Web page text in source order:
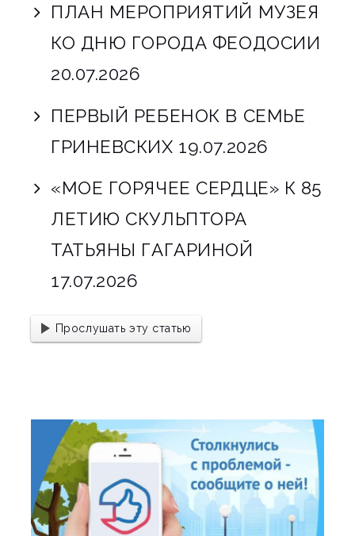
ПЛАН МЕРОПРИЯТИЙ МУЗЕЯ
КО ДНЮ ГОРОДА ФЕОДОСИИ
20.07.2026
ПЕРВЫЙ РЕБЕНОК В СЕМЬЕ
ГРИНЕВСКИХ 19.07.2026
«МОЕ ГОРЯЧЕЕ СЕРДЦЕ» К 85
ЛЕТИЮ СКУЛЬПТОРА
ТАТЬЯНЫ ГАГАРИНОЙ
17.07.2026
Прослушать эту статью